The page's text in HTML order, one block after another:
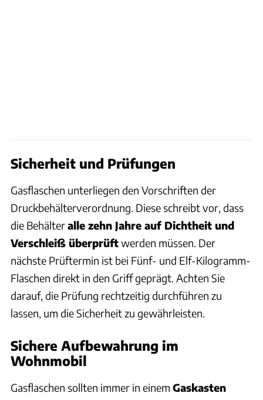
Sicherheit und Prüfungen
Gasflaschen unterliegen den Vorschriften der
Druckbehälterverordnung. Diese schreibt vor, dass
die Behälteralle zehn Jahre auf Dichtheit und
Verschleiß überprüftwerden müssen. Der
nächste Prüftermin ist bei Fünf- und Elf-Kilogramm-
Flaschen direkt in den Griff geprägt. Achten Sie
darauf, die Prüfung rechtzeitig durchführen zu
lassen, um die Sicherheit zu gewährleisten.
Sichere Aufbewahrung im
Wohnmobil
Gasflaschen sollten immer in einem Gaskasten